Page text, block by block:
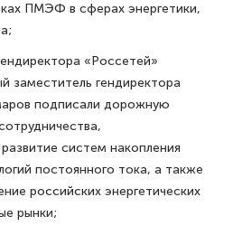
ПМЭФ в сферах энергетики,
«Россетей»
заместитель гендиректора
подписали дорожную
систем накопления
постоянного тока, а также
российских энергетических
рынки;